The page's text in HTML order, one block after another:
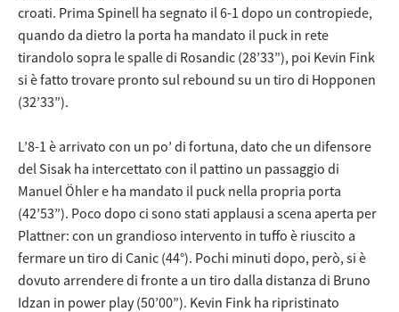
croati. Prima Spinell ha segnato il 6-1 dopo un contropiede,
quando da dietro la porta ha mandato il puck in rete
tirandolo sopra le spalle di Rosandic (28’33”), poi Kevin Fink
si è fatto trovare pronto sul rebound su un tiro di Hopponen
(32’33”).
L’8-1 è arrivato con un po’ di fortuna, dato che un difensore
del Sisak ha intercettato con il pattino un passaggio di
Manuel Öhler e ha mandato il puck nella propria porta
(42’53”). Poco dopo ci sono stati applausi a scena aperta per
Plattner: con un grandioso intervento in tuffo è riuscito a
fermare un tiro di Canic (44°). Pochi minuti dopo, però, si è
dovuto arrendere di fronte a un tiro dalla distanza di Bruno
Idzan in power play (50’00”). Kevin Fink ha ripristinato